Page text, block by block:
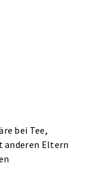
bei Tee,
anderen Eltern